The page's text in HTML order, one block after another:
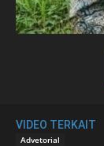
VIDEO TERKAIT
Advetorial